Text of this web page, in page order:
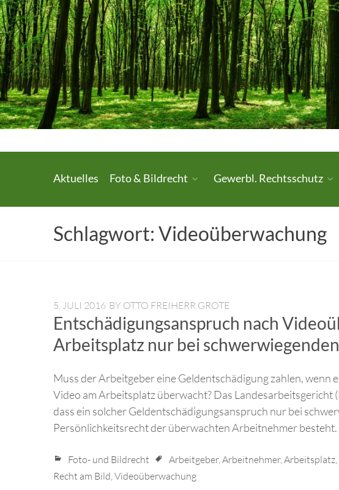
Skip
to
content
Urheberrecht.
Medienrecht.
gewerbl.
Rechtsschutz.
Aktuelles Foto & Bildrecht Gewerbl. Rechtsschutz
Schlagwort: Videoüberwachung
5. JULI 2016 BY OTTO FREIHERR GROTE
Entschädigungsanspruch nach
Arbeitsplatz nur bei
Muss der Arbeitgeber eine Geldentschädigung zahlen,
Video am Arbeitsplatz überwacht? Das Landesarbeitsgericht
dass ein solcher Geldentschädigungsanspruch nur bei
Persönlichkeitsrecht der überwachten Arbeitnehmer besteht.
Foto- und Bildrecht Arbeitgeber, Arbeitnehmer, Arbeitsplatz
Recht am Bild Videoüberwachung